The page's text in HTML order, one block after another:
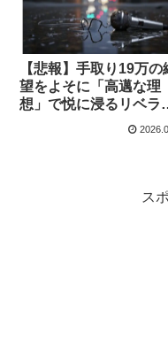
【悲報】手取り19万の
望をよそに「高邁な理
想」で悦に浸るリベラ
様、マジでかっこよすぎ
ス